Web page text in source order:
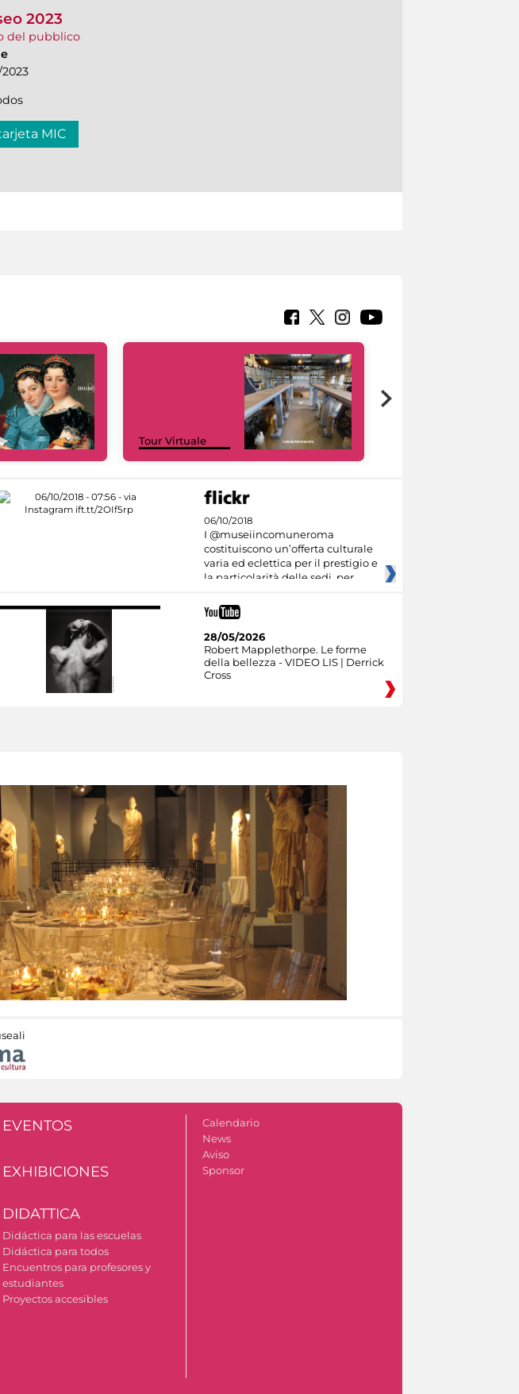
2023
del pubblico
2023
MIC
Tour Virtuale
06/10/2018
I @museiincomuneroma
costituiscono un’offerta culturale
varia ed eclettica per il prestigio e
la particolarità delle sedi, per
28/05/2026
Robert Mapplethorpe. Le forme
della bellezza - VIDEO LIS | Derrick
Cross
EVENTOS
EXHIBICIONES
DIDATTICA
Didáctica para las escuelas
Didáctica para todos
Encuentros para profesores y
estudiantes
Proyectos accesibles
Calendario
News
Aviso
Sponsor